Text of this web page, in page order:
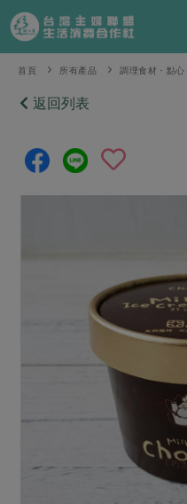
產品分類
當季蔬果
芽苗類
辛香料類
肉品・水產
食譜料理
食材
烘焙．點心
特別企畫
預購活動
2026年端午節預購圓滿結束
更多預購活動
合作25-經典快閃最後一週
合作25-精選產品第四彈
綠主張
首頁 所有產品 調理食材・點心
返回列表